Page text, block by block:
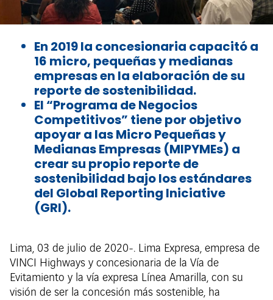
En 2019 la concesionaria capacitó a
16 micro, pequeñas y medianas
empresas en la elaboración de su
reporte de sostenibilidad.
El “Programa de Negocios
Competitivos” tiene por objetivo
apoyar a las Micro Pequeñas y
Medianas Empresas (MIPYMEs) a
crear su propio reporte de
sostenibilidad bajo los estándares
del Global Reporting Iniciative
(GRI).
Lima, 03 de julio de 2020-. Lima Expresa, empresa de
VINCI Highways y concesionaria de la Vía de
Evitamiento y la vía expresa Línea Amarilla, con su
visión de ser la concesión más sostenible, ha